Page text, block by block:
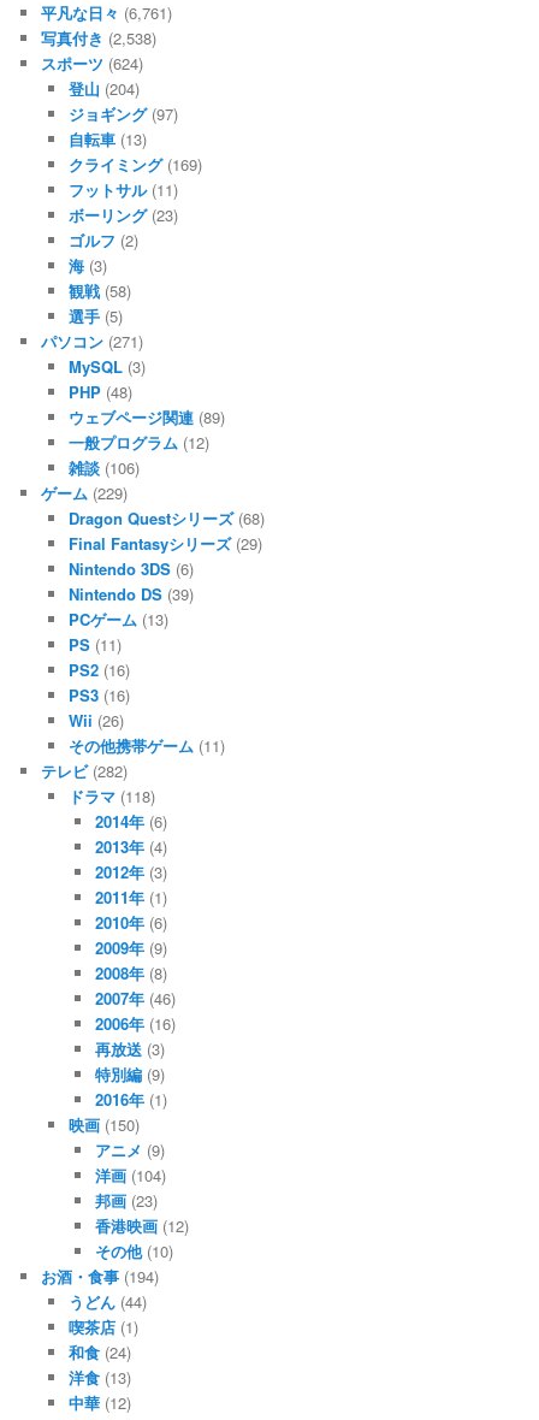
平凡な日々 (6,761)
写真付き (2,538)
スポーツ (624)
登山 (204)
ジョギング(97)
自転車(13)
クライミング(169)
フットサル(11)
ボーリング(23)
ゴルフ (2)
海(3)
観戦(58)
選手(5)
パソコン (271)
MySQL(3)
PHP(48)
ウェブページ関連(89)
一般プログラム(12)
雑談(106)
ゲーム (229)
Dragon Questシリーズ(68)
Final Fantasyシリーズ(29)
Nintendo 3DS(6)
Nintendo DS(39)
PCゲーム(13)
PS(11)
PS2(16)
PS3(16)
Wii (26)
その他携帯ゲーム(11)
テレビ(282)
ドラマ(118)
2014年 (6)
2013年 (4)
2012年 (3)
2011年 (1)
2010年 (6)
2009年 (9)
2008年 (8)
2007年 (46)
2006年 (16)
再放送 (3)
特別編 (9)
2016年 (1)
映画(150)
アニメ (9)
洋画 (104)
邦画 (23)
香港映画 (12)
その他(10)
お酒・食事 (194)
うどん(44)
喫茶店(1)
和食(24)
洋食(13)
中華(12)